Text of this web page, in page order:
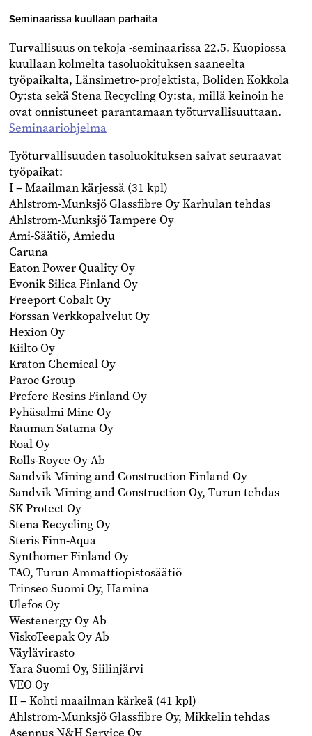
Seminaarissa kuullaan parhaita
Turvallisuus on tekoja -seminaarissa 22.5. Kuopiossa
kuullaan kolmelta tasoluokituksen saaneelta
työpaikalta, Länsimetro-projektista, Boliden Kokkola
Oy:sta sekä Stena Recycling Oy:sta, millä keinoin he
ovat onnistuneet parantamaan työturvallisuuttaan.
Seminaariohjelma
Työturvallisuuden tasoluokituksen saivat seuraavat
työpaikat:
I – Maailman kärjessä (31 kpl)
Ahlstrom-Munksjö Glassfibre Oy Karhulan tehdas
Ahlstrom-Munksjö Tampere Oy
Ami-Säätiö, Amiedu
Caruna
Eaton Power Quality Oy
Evonik Silica Finland Oy
Freeport Cobalt Oy
Forssan Verkkopalvelut Oy
Hexion Oy
Kiilto Oy
Kraton Chemical Oy
Paroc Group
Prefere Resins Finland Oy
Pyhäsalmi Mine Oy
Rauman Satama Oy
Roal Oy
Rolls-Royce Oy Ab
Sandvik Mining and Construction Finland Oy
Sandvik Mining and Construction Oy, Turun tehdas
SK Protect Oy
Stena Recycling Oy
Steris Finn-Aqua
Synthomer Finland Oy
TAO, Turun Ammattiopistosäätiö
Trinseo Suomi Oy, Hamina
Ulefos Oy
Westenergy Oy Ab
ViskoTeepak Oy Ab
Väylävirasto
Yara Suomi Oy, Siilinjärvi
VEO Oy
II – Kohti maailman kärkeä (41 kpl)
Ahlstrom-Munksjö Glassfibre Oy, Mikkelin tehdas